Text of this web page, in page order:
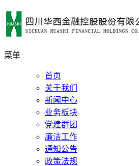
菜单
首页
关于我们
新闻中心
业务板块
党建群团
廉洁工作
通知公告
政策法规